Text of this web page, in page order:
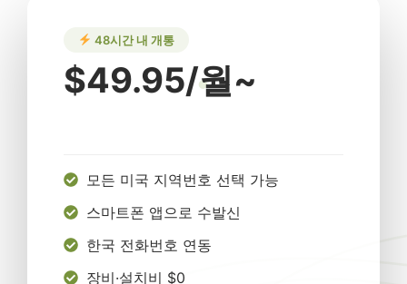
48시간 내 개통
$49.95/월~
모든 미국 지역번호 선택 가능
스마트폰 앱으로 수발신
한국 전화번호 연동
장비·설치비 $0